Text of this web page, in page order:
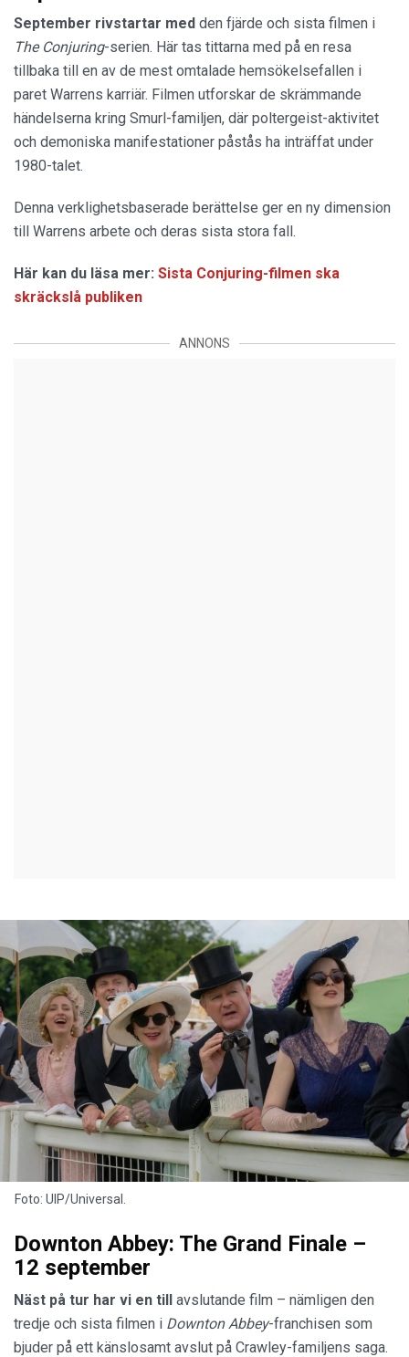
September rivstartar med den fjärde och sista filmen i
The Conjuring-serien. Här tas tittarna med på en resa
tillbaka till en av de mest omtalade hemsökelsefallen i
paret Warrens karriär. Filmen utforskar de skrämmande
händelserna kring Smurl-familjen, där poltergeist-aktivitet
och demoniska manifestationer påstås ha inträffat under
1980-talet.
Denna verklighetsbaserade berättelse ger en ny dimension
till Warrens arbete och deras sista stora fall.
Här kan du läsa mer: Sista Conjuring-filmen ska
skräckslå publiken
ANNONS
Foto: UIP/Universal.
Downton Abbey: The Grand Finale –
12 september
Näst på tur har vi en till avslutande film – nämligen den
tredje och sista filmen i Downton Abbey-franchisen som
bjuder på ett känslosamt avslut på Crawley-familjens saga.